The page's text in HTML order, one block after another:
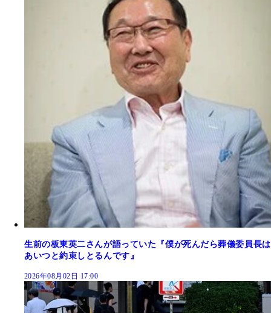
生前の板東英二さんが語っていた『僕が死んだら葬儀委員長は
あいつと約束しとるんです』
2026年08月02日 17:00